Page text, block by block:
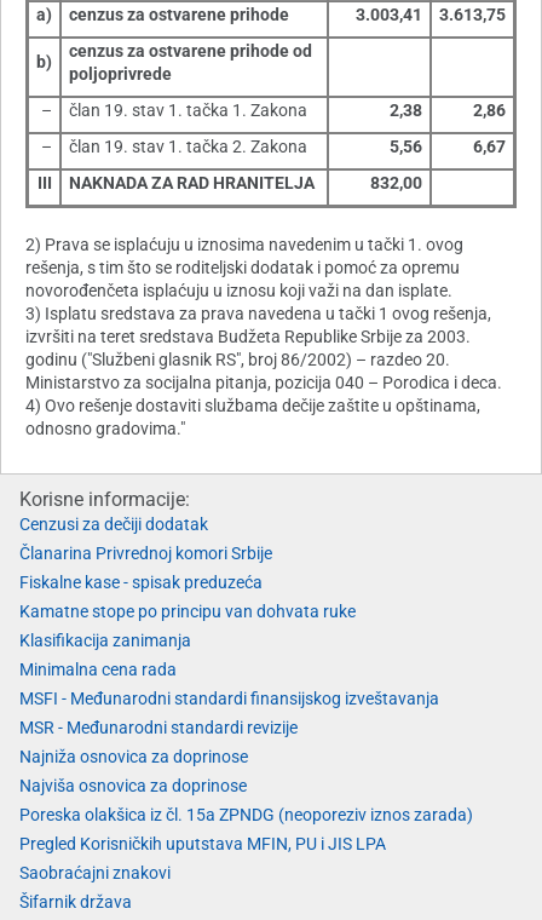
a)
cenzus za ostvarene prihode 3.003,41 3.613,75
b)
cenzus za ostvarene prihode od
poljoprivrede
–
član 19. stav 1. tačka 1. Zakona 2,38
2,86
–
član 19. stav 1. tačka 2. Zakona 5,56
6,67
III
NAKNADA ZA RAD HRANITELJA 832,00
2) Prava se isplaćuju u iznosima navedenim u tački 1. ovog
rešenja, s tim što se roditeljski dodatak i pomoć za opremu
novorođenčeta isplaćuju u iznosu koji važi na dan isplate.
3) Isplatu sredstava za prava navedena u tački 1 ovog rešenja,
izvršiti na teret sredstava Budžeta Republike Srbije za 2003.
godinu ("Službeni glasnik RS", broj 86/2002) – razdeo 20.
Ministarstvo za socijalna pitanja, pozicija 040 – Porodica i deca.
4) Ovo rešenje dostaviti službama dečije zaštite u opštinama,
odnosno gradovima."
Korisne informacije:
Cenzusi za dečiji dodatak
Članarina Privrednoj komori Srbije
Fiskalne kase - spisak preduzeća
Kamatne stope po principu van dohvata ruke
Klasifikacija zanimanja
Minimalna cena rada
MSFI - Međunarodni standardi finansijskog izveštavanja
MSR - Međunarodni standardi revizije
Najniža osnovica za doprinose
Najviša osnovica za doprinose
Poreska olakšica iz čl. 15a ZPNDG (neoporeziv iznos zarada)
Pregled Korisničkih uputstava MFIN, PU i JIS LPA
Saobraćajni znakovi
Šifarnik država